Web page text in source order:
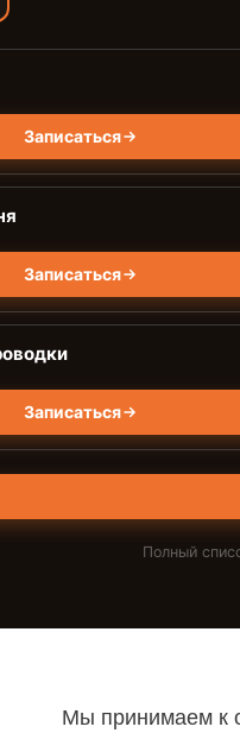
Записаться
Записаться
Записаться
Полный
Мы принимаем к